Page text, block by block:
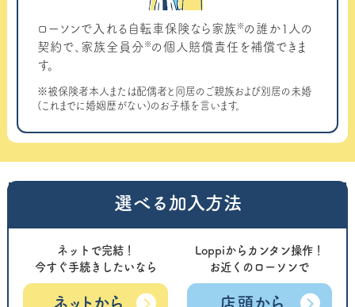
ローソンで入れる自転車保険なら家族 ※ の誰か1人の
契約で、家族全員分 ※ の個人賠償責任を補償できま
す。
※被保険者本人または配偶者と同居のご親族および別居の未婚
(これまでに婚姻歴がない)のお子様を言います。
選べる加入方法
ネットで完結！
今すぐ手続きしたいなら
ネットから
Loppiからカンタン操作！
お近くのローソンで
店頭から